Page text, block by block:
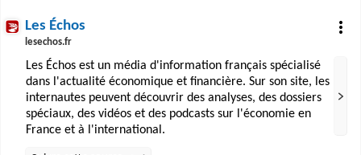
Les Échos
lesechos.fr
Les Échos est un média d'information français spécialisé
dans l'actualité économique et financière. Sur son site, les
internautes peuvent découvrir des analyses, des dossiers
spéciaux, des vidéos et des podcasts sur l'économie en
France et à l'international.